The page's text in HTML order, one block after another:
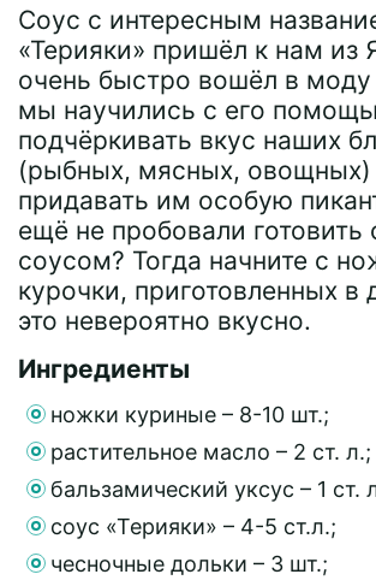
Соус с интересным
«Терияки» пришёл к нам из
очень быстро вошёл в моду
мы научились с его
подчёркивать вкус наших
(рыбных, мясных, овощных)
придавать им особую
ещё не пробовали готовить
соусом? Тогда начните с
курочки, приготовленных в
это невероятно вкусно.
Ингредиенты
ножки куриные – 8-10 шт.;
растительное масло – 2 ст. л.;
бальзамический уксус – 1 ст.
соус «Терияки» – 4-5 ст.л.;
чесночные дольки – 3 шт.;